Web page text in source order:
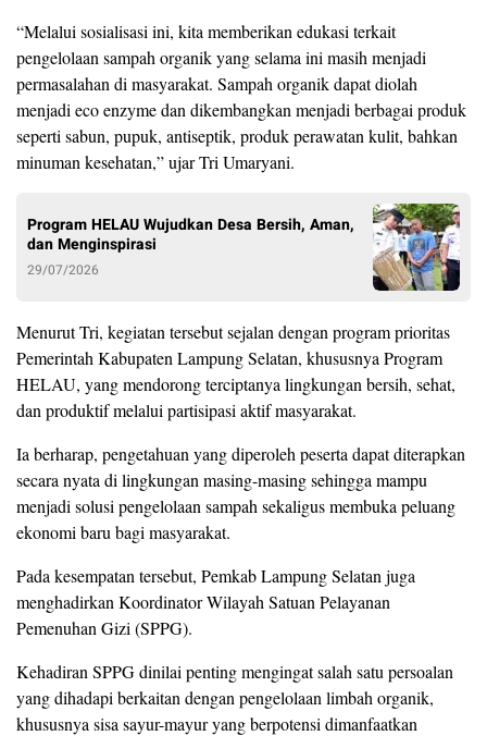
“Melalui sosialisasi ini, kita memberikan edukasi terkait
pengelolaan sampah organik yang selama ini masih menjadi
permasalahan di masyarakat. Sampah organik dapat diolah
menjadi eco enzyme dan dikembangkan menjadi berbagai produk
seperti sabun, pupuk, antiseptik, produk perawatan kulit, bahkan
minuman kesehatan,” ujar Tri Umaryani.
Program HELAU Wujudkan Desa Bersih, Aman,
dan Menginspirasi
29/07/2026
Menurut Tri, kegiatan tersebut sejalan dengan program prioritas
Pemerintah Kabupaten Lampung Selatan, khususnya Program
HELAU, yang mendorong terciptanya lingkungan bersih, sehat,
dan produktif melalui partisipasi aktif masyarakat.
Ia berharap, pengetahuan yang diperoleh peserta dapat diterapkan
secara nyata di lingkungan masing-masing sehingga mampu
menjadi solusi pengelolaan sampah sekaligus membuka peluang
ekonomi baru bagi masyarakat.
Pada kesempatan tersebut, Pemkab Lampung Selatan juga
menghadirkan Koordinator Wilayah Satuan Pelayanan
Pemenuhan Gizi (SPPG).
Kehadiran SPPG dinilai penting mengingat salah satu persoalan
yang dihadapi berkaitan dengan pengelolaan limbah organik,
khususnya sisa sayur-mayur yang berpotensi dimanfaatkan